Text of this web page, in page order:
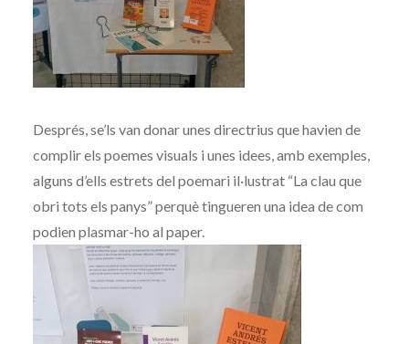
Després, se’ls van donar unes directrius que havien de
complir els poemes visuals i unes idees, amb exemples,
alguns d’ells estrets del poemari il·lustrat “La clau que
obri tots els panys” perquè tingueren una idea de com
podien plasmar-ho al paper.